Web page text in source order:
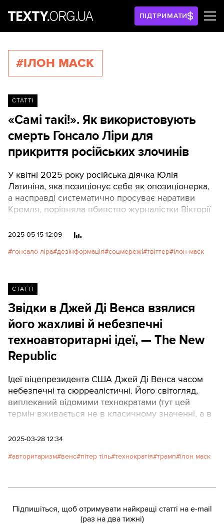
ПІДТРИМАТИ
#ІЛОН МАСК
СТАТТІ
«Самі такі!». Як використовують
смерть Гонсало Ліри для
прикриття російських злочинів
У квітні 2025 року російська діячка Юлія
Латиніна, яка позиціонує себе як опозиціонерка,
а насправді систематично просуває наративи
Кремля, порівняла вбивство журналістки Вікторії
американского проросійського блогера Гонсало
2025-05-15 12:09
гонсало ліра дезінформація соцмережі твіттер ілон маск
СТАТТІ
Звідки в Джей Ді Венса взялися
його жахливі й небезпечні
техноавторитарні ідеї, — The New
Republic
Ідеї віцепрезидента США Джей Ді Венса часом
небезпечні та сюрреалістичні. Його світогляд,
виплеканий відомими технократами (тут цей
термін вживається не в класичному значенні, а в
пов’язаних із технологічними компаніями. — Ред.),
світу. Texty.org.ua пропонують переклад матеріалу
2025-03-28 12:34
авторитаризм венс пітер тіль технократія трамп ілон маск
Підпишіться, щоб отримувати найкращі статті на e-mail
(раз на два тижні)